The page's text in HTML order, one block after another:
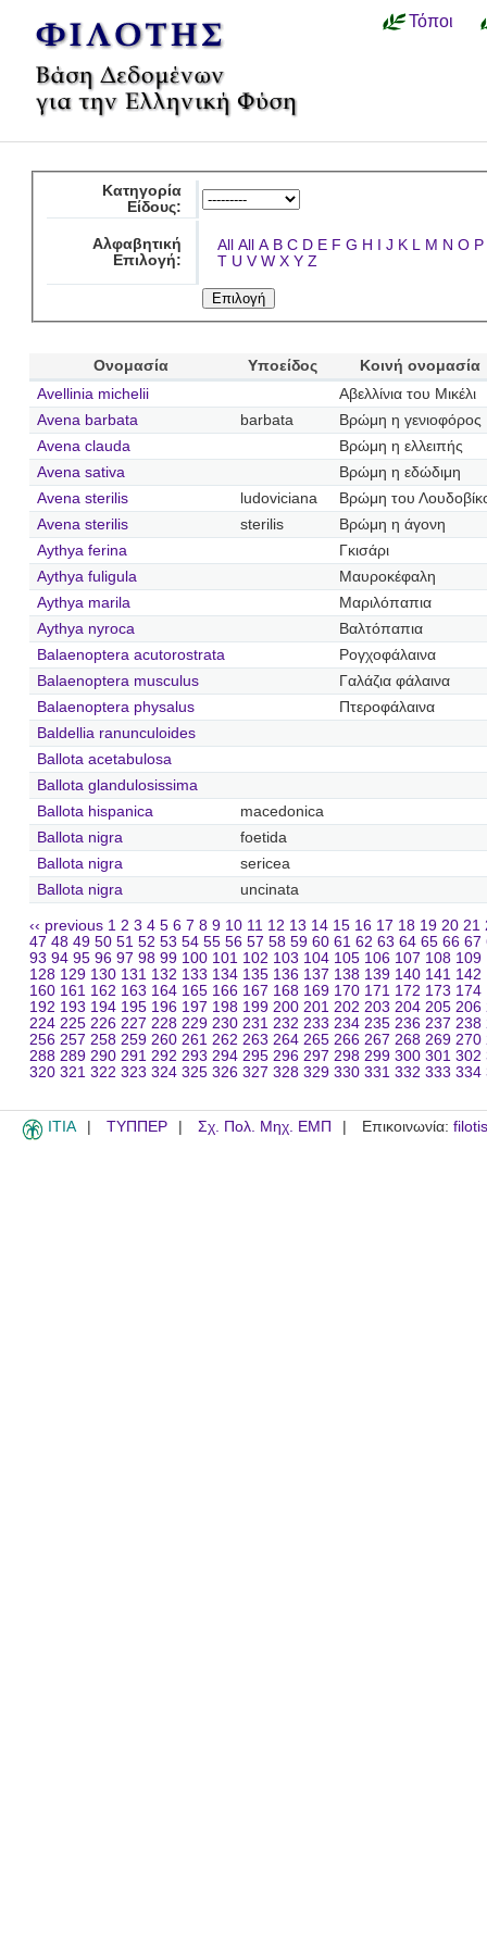
Τόποι
Κατηγορία
Είδους:
Αλφαβητική
Επιλογή:
All All A B C D E F G H I J K L M N O P
T U V W X Y Z
Ονομασία Υποείδος
Κοινή ονομασία
Avellinia michelii
Αβελλίνια του Μικέλι
Avena barbata
barbata
Βρώμη η γενιοφόρος
Avena clauda
Βρώμη η ελλειπής
Avena sativa
Βρώμη η εδώδιμη
Avena sterilis
ludoviciana
Βρώμη του
Avena sterilis
sterilis
Βρώμη η άγονη
Aythya ferina
Γκισάρι
Aythya fuligula
Μαυροκέφαλη
Aythya marila
Μαριλόπαπια
Aythya nyroca
Βαλτόπαπια
Balaenoptera acutorostrata
Ρογχοφάλαινα
Balaenoptera musculus
Γαλάζια φάλαινα
Balaenoptera physalus
Πτεροφάλαινα
Baldellia ranunculoides
Ballota acetabulosa
Ballota glandulosissima
Ballota hispanica
macedonica
Ballota nigra
foetida
Ballota nigra
sericea
Ballota nigra
uncinata
‹‹ previous 1 2 3 4 5 6 7 8 9 10 11 12 13 14 15 16 17 18 19 20 21
47 48 49 50 51 52 53 54 55 56 57 58 59 60 61 62 63 64 65 66 67
93 94 95 96 97 98 99 100 101 102 103 104 105 106 107 108 109
128 129 130 131 132 133 134 135 136 137 138 139 140 141 142
160 161 162 163 164 165 166 167 168 169 170 171 172 173 174
192 193 194 195 196 197 198 199 200 201 202 203 204 205 206
224 225 226 227 228 229 230 231 232 233 234 235 236 237 238
256 257 258 259 260 261 262 263 264 265 266 267 268 269 270
288 289 290 291 292 293 294 295 296 297 298 299 300 301 302
320 321 322 323 324 325 326 327 328 329 330 331 332 333 334
ITIA ΤΥΠΠΕΡ Σχ. Πολ. Μηχ. ΕΜΠ Επικοινωνία: